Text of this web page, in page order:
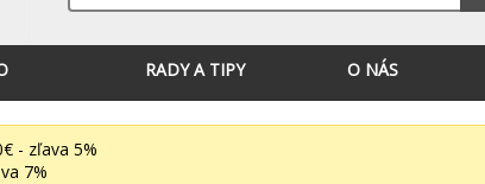
RADY A TIPY O NÁS
- zľava 5%
7%